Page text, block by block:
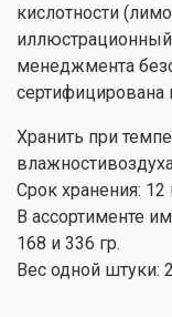
кислотности
иллюстрационный
менеджмента
сертифицирована
Хранить при
Срок хранения:
В ассортименте
168 и 336 гр.
Вес одной штуки: